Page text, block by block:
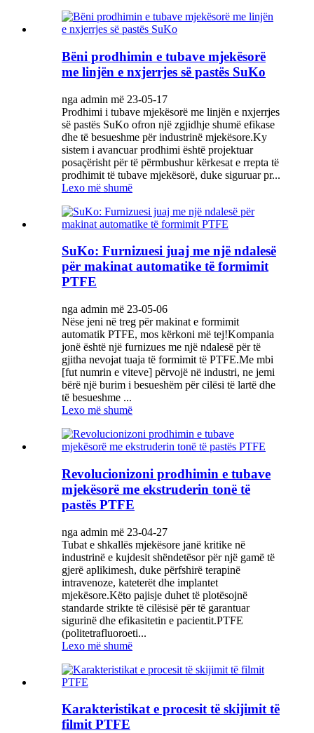
Bëni prodhimin e tubave mjekësorë
me linjën e nxjerrjes së pastës SuKo
nga admin më 23-05-17
Prodhimi i tubave mjekësorë me linjën e nxjerrjes
së pastës SuKo ofron një zgjidhje shumë efikase
dhe të besueshme për industrinë mjekësore.Ky
sistem i avancuar prodhimi është projektuar
posaçërisht për të përmbushur kërkesat e rrepta të
prodhimit të tubave mjekësorë, duke siguruar pr...
Lexo më shumë
SuKo: Furnizuesi juaj me një ndalesë
për makinat automatike të formimit
PTFE
nga admin më 23-05-06
Nëse jeni në treg për makinat e formimit
automatik PTFE, mos kërkoni më tej!Kompania
jonë është një furnizues me një ndalesë për të
gjitha nevojat tuaja të formimit të PTFE.Me mbi
[fut numrin e viteve] përvojë në industri, ne jemi
bërë një burim i besueshëm për cilësi të lartë dhe
të besueshme ...
Lexo më shumë
Revolucionizoni prodhimin e tubave
mjekësorë me ekstruderin tonë të
pastës PTFE
nga admin më 23-04-27
Tubat e shkallës mjekësore janë kritike në
industrinë e kujdesit shëndetësor për një gamë të
gjerë aplikimesh, duke përfshirë terapinë
intravenoze, kateterët dhe implantet
mjekësore.Këto pajisje duhet të plotësojnë
standarde strikte të cilësisë për të garantuar
sigurinë dhe efikasitetin e pacientit.PTFE
(politetrafluoroeti...
Lexo më shumë
Karakteristikat e procesit të skijimit të
filmit PTFE